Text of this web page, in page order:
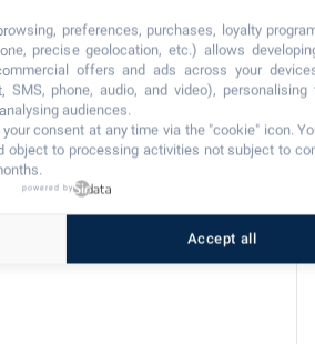
sur la costa brava
preferences, purchases, loyalty
precise geolocation, etc.) allows
offers and ads across your
phone, audio, and video), personalising
audiences.
consent at any time via the "cookie" icon.
object to processing activities not subject to
powered by
Accept all